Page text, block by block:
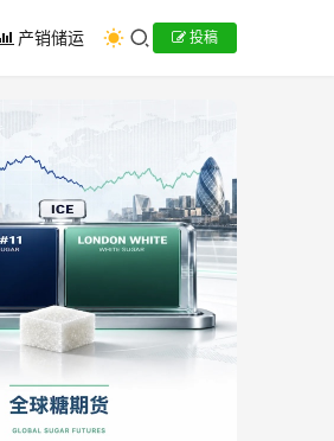
产销储运 投稿